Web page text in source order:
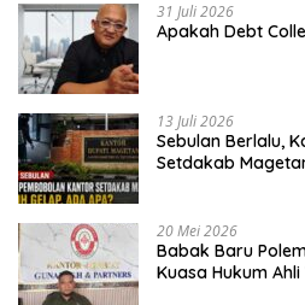
31 Juli 2026
Apakah Debt
13 Juli 2026
Sebulan Berlalu,
Setdakab
20 Mei 2026
Babak Baru
Kuasa Hukum